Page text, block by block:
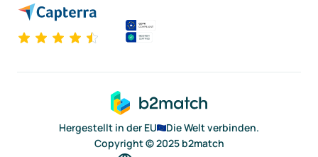
Hergestellt in der EU
Die Welt verbinden.
Copyright © 2025 b2match